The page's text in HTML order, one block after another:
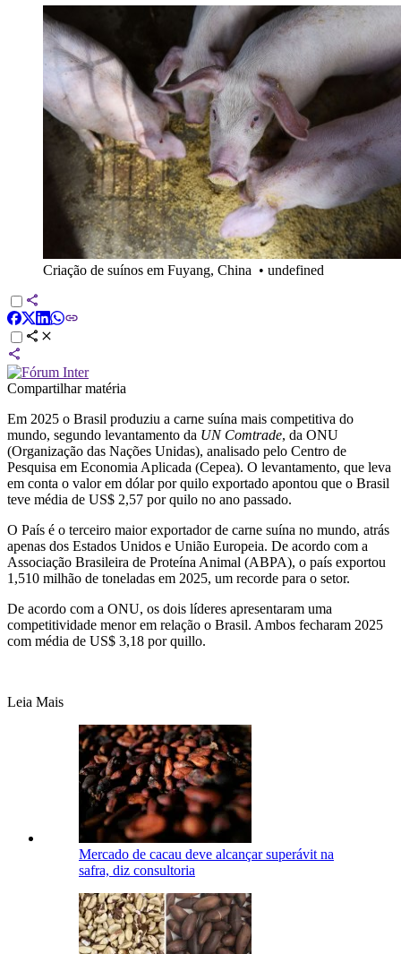
Criação de suínos em Fuyang, China • undefined
Compartilhar matéria
Em 2025 o Brasil produziu a carne suína mais competitiva do
mundo, segundo levantamento da UN Comtrade, da ONU
(Organização das Nações Unidas), analisado pelo Centro de
Pesquisa em Economia Aplicada (Cepea). O levantamento, que leva
em conta o valor em dólar por quilo exportado apontou que o Brasil
teve média de US$ 2,57 por quilo no ano passado.
O País é o terceiro maior exportador de carne suína no mundo, atrás
apenas dos Estados Unidos e União Europeia. De acordo com a
Associação Brasileira de Proteína Animal (ABPA), o país exportou
1,510 milhão de toneladas em 2025, um recorde para o setor.
De acordo com a ONU, os dois líderes apresentaram uma
competitividade menor em relação o Brasil. Ambos fecharam 2025
com média de US$ 3,18 por quillo.
Leia Mais
Mercado de cacau deve alcançar superávit na
safra, diz consultoria